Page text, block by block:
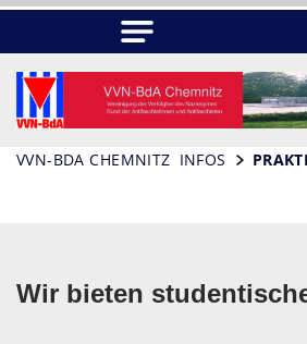
VVN-BDA CHEMNITZ INFOS
Wir bieten